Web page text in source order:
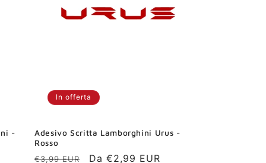
-
In offerta
Adesivo Scritta Lamborghini Urus -
Rosso
Prezzo
€3,99 EUR
Prezzo
Da €2,99 EUR